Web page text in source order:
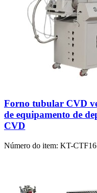
Forno tubular CVD
de equipamento de
CVD
Número do item: KT-CTF16